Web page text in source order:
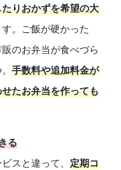
りおかずを希望の大
。ご飯が硬かった
のお弁当が食べづら
。手数料や追加料金が
たお弁当を作っても
る
スと違って、定期コ